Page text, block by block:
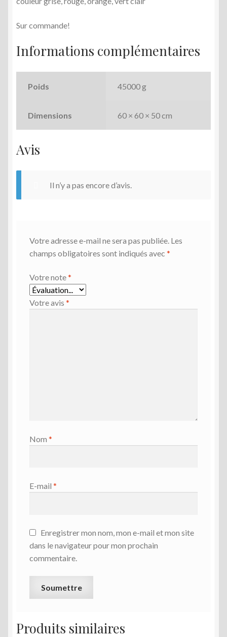
Sur commande!
Informations complémentaires
Poids 45000 g
Dimensions 60 × 60 × 50 cm
Avis
Il n’y a pas encore d’avis.
Votre adresse e-mail ne sera pas publiée. Les
champs obligatoires sont indiqués avec *
Votre note*
Votre avis *
Nom *
E-mail *
Enregistrer mon nom, mon e-mail et mon site
dans le navigateur pour mon prochain
commentaire.
Produits similaires